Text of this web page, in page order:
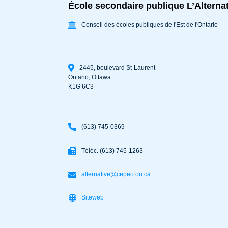
École secondaire publique
Conseil des écoles publiques de l'Est de l'Ontario
2445, boulevard St-Laurent
Ontario,Ottawa
K1G 6C3
(613) 745-0369
Téléc. (613) 745-1263
alternative@cepeo.on.ca
Siteweb